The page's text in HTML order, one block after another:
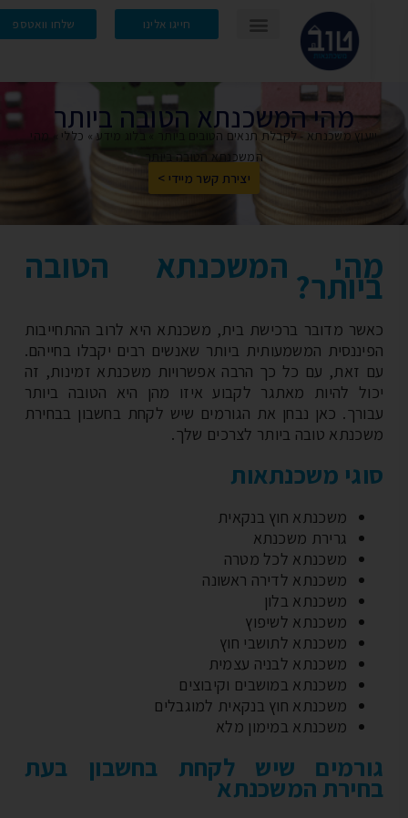
חייגו אלינו שלחו וואטספ
מהי המשכנתא הטובה ביותר
משכנתא - לקבלת תנאים הטובים ביותר » כללי» מהי
המשכנתא הטובה ביותר
יצירת קשר מיידי >
המשכנתא הטובה
מדובר ברכישת בית, משכנתא היא לרוב ההתחייבות
המשמעותית ביותר שאנשים רבים יקבלו בחייהם.
זאת, עם כל כך הרבה אפשרויות משכנתא זמינות, זה
להיות מאתגר לקבוע איזו מהן היא הטובה ביותר
כאן נבחן את הגורמים שיש לקחת בחשבון בבחירת
טובה ביותר לצרכים שלך.
משכנתאות
משכנתא חוץ בנקאית
גרירת משכנתא
משכנתא לכל מטרה
משכנתא לדירה ראשונה
משכנתא בלון
משכנתא לשיפוץ
משכנתא לתושבי חוץ
משכנתא לבניה עצמית
משכנתא במושבים וקיבוצים
משכנתא חוץ בנקאית למוגבלים
משכנתא במימון מלא
שיש לקחת בחשבון בעת
המשכנתא